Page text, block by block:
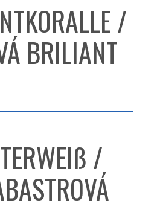
/
BRILIANT
/